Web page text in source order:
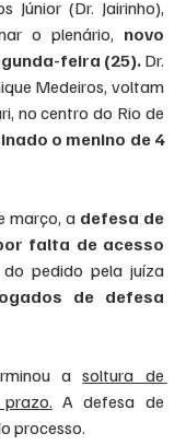
Júnior (Dr. Jairinho),
o plenário, novo
feira (25). Dr.
Medeiros, voltam
no centro do Rio de
o menino de 4
março, a defesa de
falta de acesso
pedido pela juíza
de defesa
a soltura de
A defesa de
processo.